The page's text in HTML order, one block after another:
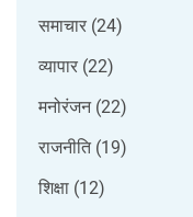
समाचार (24)
व्यापार (22)
मनोरंजन (22)
राजनीति (19)
शिक्षा (12)